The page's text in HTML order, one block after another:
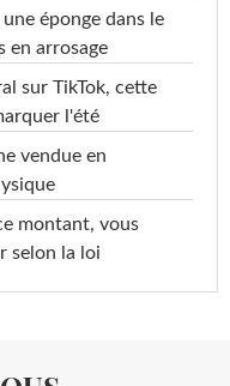
éponge dans le
en arrosage
sur TikTok, cette
l'été
vendue en
montant, vous
selon la loi